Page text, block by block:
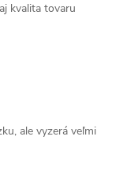
kvalita tovaru
ale vyzerá veľmi